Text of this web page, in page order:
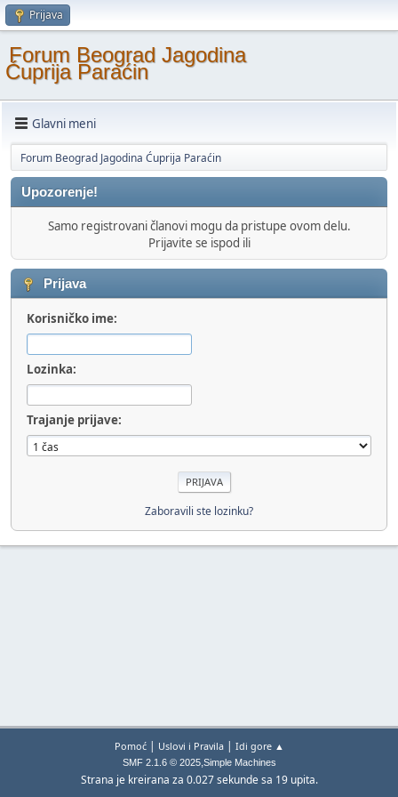
Prijava
Forum Beograd Jagodina
Ćuprija Paraćin
Glavni meni
Forum Beograd Jagodina Ćuprija Paraćin
Upozorenje!
Samo registrovani članovi mogu da pristupe ovom delu.
Prijavite se ispod ili
Prijava
Korisničko ime:
Lozinka:
Trajanje prijave:
Zaboravili ste lozinku?
Pomoć| Uslovi i Pravila| Idi gore ▲
SMF 2.1.6 © 2025,Simple Machines
Strana je kreirana za 0.027 sekunde sa 19 upita.